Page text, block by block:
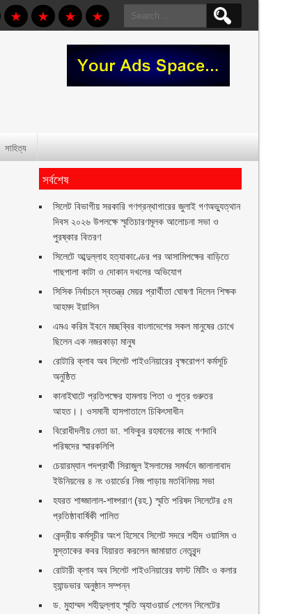
Search
for:
সাহিত্য
সর্বশেষ
সিলেট বিভাগীয় সরকারি গণগ্রন্থাগারের জুলাই গণঅভ্যুত্থান
দিবস ২০২৬ উপলক্ষে স্মৃতিচারণমূলক আলোচনা সভা ও
পুরষ্কার বিতরণ ‎ ‎
সিলেটে আব্দুল্লাহ হত্যাকাণ্ডের পর আসামিপক্ষের বাড়িতে
গাছপালা কাটা ও দোকান দখলের অভিযোগ
সিসিক নির্বাচনে স্বতন্ত্র মেয়র প্রার্থীতা ঘোষণা দিলেন শিক্ষক
আহমদ ইয়াসিন
এমএ করিম ইবনে মচ্ছব্বির বাংলাদেশের সকল মানুষের চোখে
ছিলেন এক নজরকাড়া মানুষ ‎
রোটারি ক্লাব অব সিলেট পাইওনিয়ারের বৃক্ষরোপণ কর্মসূচি
অনুষ্ঠিত
কানাইঘাটে প্রতিপক্ষের হামলায় পিতা ও পুত্র গুরুতর
আহত।। ওসমানী হাসপাতালে চিকিৎসাধীন
বিরোধীদলীয় নেতা ডা. শফিকুর রহমানের কাছে গণদাবি
পরিষদের স্মারকলিপি ‎
চেয়ারম্যান পদপ্রার্থী সিরাজুল ইসলামের সমর্থনে জালালাবাদ
ইউনিয়নের ৪ নং ওয়ার্ডের নিজ পাড়ায় মতবিনিময় সভা
হযরত শাহ্জালাল-শাহ্পরাণ (রহ.) স্মৃতি পরিষদ সিলেটের ৫ম
প্রতিষ্ঠাবার্ষিকী পালিত ‎​
কেন্দ্রীয় কর্মসূচীর অংশ হিসেবে সিলেট সদরে শহীদ ওয়াসিম ও
মুস্তাকের কবর যিয়ারত করলেন জামায়াত নেতৃবৃন্দ ‎
রোটারী ক্লাব অব সিলেট পাইওনিয়ারের ফাস্ট মিটিং ও কলার
হ্যান্ডভার অনুষ্ঠান সম্পন্ন
ড. মুহাম্মদ শহীদুল্লাহ স্মৃতি অ্যাওয়ার্ড পেলেন সিলেটের